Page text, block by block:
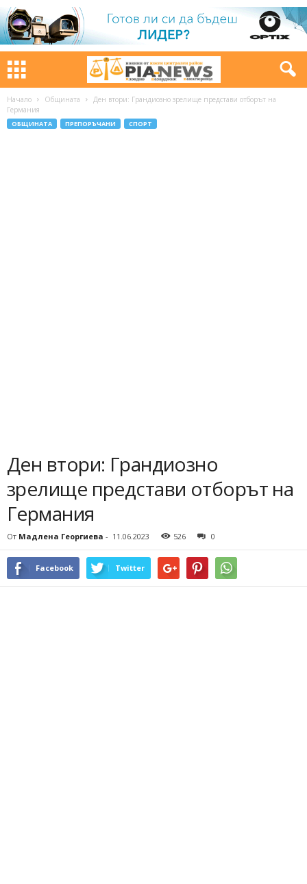
Начало Общината
Ден втори: Грандиозно зрелище представи отборът на
Германия
ОБЩИНАТА ПРЕПОРЪЧАНИ СПОРТ
Ден втори: Грандиозно
зрелище представи отборът на
Германия
От Мадлена Георгиева - 11.06.2023 526 0
Facebook Twitter